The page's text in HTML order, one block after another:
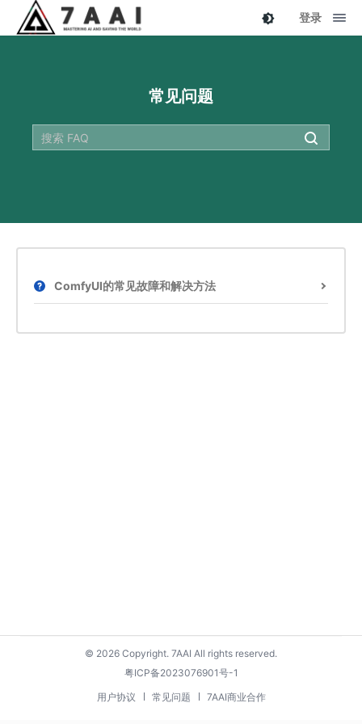
登录
常见问题
ComfyUI的常见故障和解决方法
© 2026 Copyright. 7AAI All rights reserved.
粤ICP备2023076901号-1
用户协议
常见问题 7AAI商业合作